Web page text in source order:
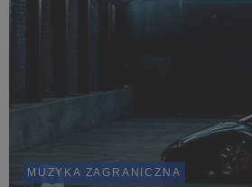
MUZYKA ZAGRANICZNA